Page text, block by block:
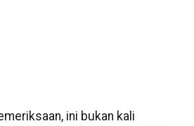
ini bukan kali